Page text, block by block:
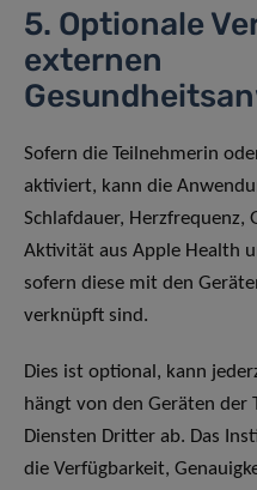
5. Optionale
externen
Sofern die Teilnehmerin
aktiviert, kann die
Schlafdauer, Herzfrequenz,
Aktivität aus Apple Health
sofern diese mit den
verknüpft sind.
Dies ist optional, kann
hängt von den Geräten der
Diensten Dritter ab. Das
die Verfügbarkeit,